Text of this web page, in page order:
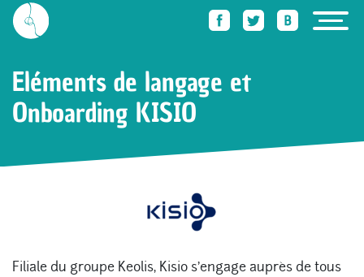
Eléments de langage et
Onboarding KISIO
Filiale du groupe Keolis, Kisio s’engage auprès de tous